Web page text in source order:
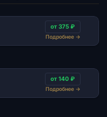
от 375 ₽
Подробнее →
от 140 ₽
Подробнее →